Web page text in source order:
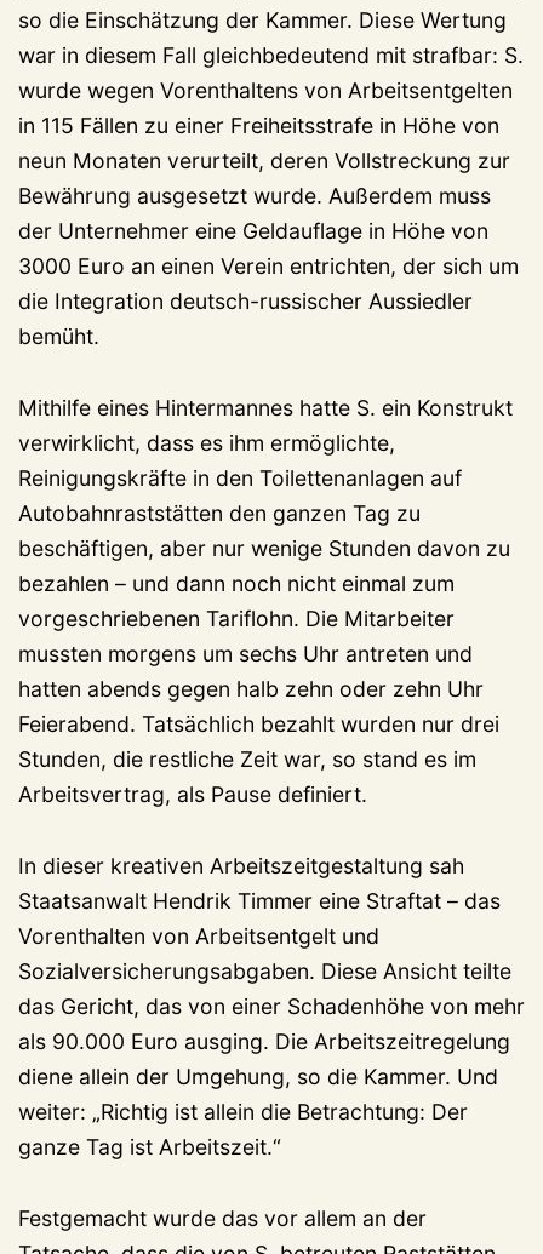
so die Einschätzung der Kammer. Diese Wertung
war in diesem Fall gleichbedeutend mit strafbar: S.
wurde wegen Vorenthaltens von Arbeitsentgelten
in 115 Fällen zu einer Freiheitsstrafe in Höhe von
neun Monaten verurteilt, deren Vollstreckung zur
Bewährung ausgesetzt wurde. Außerdem muss
der Unternehmer eine Geldauflage in Höhe von
3000 Euro an einen Verein entrichten, der sich um
die Integration deutsch-russischer Aussiedler
bemüht.
Mithilfe eines Hintermannes hatte S. ein Konstrukt
verwirklicht, dass es ihm ermöglichte,
Reinigungskräfte in den Toilettenanlagen auf
Autobahnraststätten den ganzen Tag zu
beschäftigen, aber nur wenige Stunden davon zu
bezahlen – und dann noch nicht einmal zum
vorgeschriebenen Tariflohn. Die Mitarbeiter
mussten morgens um sechs Uhr antreten und
hatten abends gegen halb zehn oder zehn Uhr
Feierabend. Tatsächlich bezahlt wurden nur drei
Stunden, die restliche Zeit war, so stand es im
Arbeitsvertrag, als Pause definiert.
In dieser kreativen Arbeitszeitgestaltung sah
Staatsanwalt Hendrik Timmer eine Straftat – das
Vorenthalten von Arbeitsentgelt und
Sozialversicherungsabgaben. Diese Ansicht teilte
das Gericht, das von einer Schadenhöhe von mehr
als 90.000 Euro ausging. Die Arbeitszeitregelung
diene allein der Umgehung, so die Kammer. Und
weiter: „Richtig ist allein die Betrachtung: Der
ganze Tag ist Arbeitszeit.“
Festgemacht wurde das vor allem an der